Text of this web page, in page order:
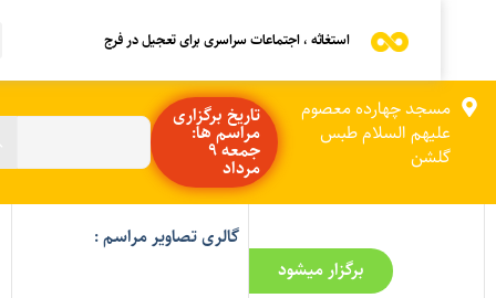
استغاثه ، اجتماعات سراسری برای تعجیل در فرج
مسجد چهارده معصوم
علیهم السلام طبس
گلشن
تاریخ برگزاری
مراسم ها:
جمعه 9
مرداد
برگزار میشود
گالری تصاویر مراسم :